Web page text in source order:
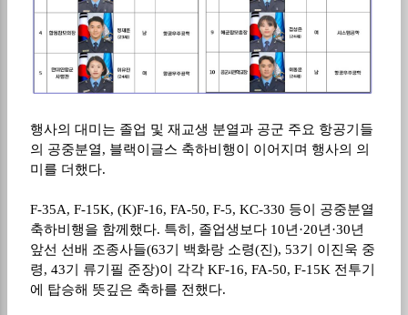
행사의 대미는 졸업 및 재교생 분열과 공군 주요 항공기들
의 공중분열, 블랙이글스 축하비행이 이어지며 행사의 의
미를 더했다.
F-35A, F-15K, (K)F-16, FA-50, F-5, KC-330 등이 공중분열
축하비행을 함께했다. 특히 , 졸업생보다 10년·20년·30년
앞선 선배 조종사들(63기 백화랑 소령(진), 53기 이진욱 중
령, 43기 류기필 준장)이 각각 KF-16, FA-50, F-15K 전투기
에 탑승해 뜻깊은 축하를 전했다.